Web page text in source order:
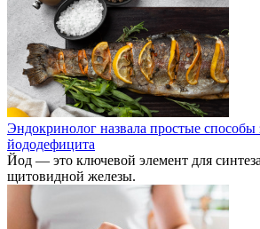
Эндокринолог назвала простые способы
йододефицита
Йод — это ключевой элемент для
щитовидной железы.